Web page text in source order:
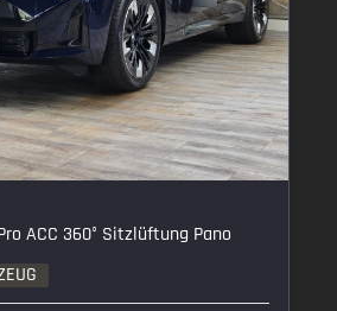
ACC 360° Sitzlüftung Pano